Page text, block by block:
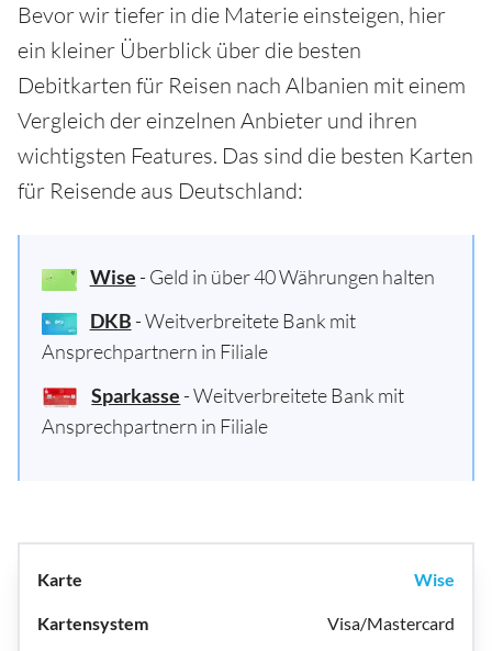
Bevor wir tiefer in die Materie einsteigen, hier
ein kleiner Überblick über die besten
Debitkarten für Reisen nach Albanien mit einem
Vergleich der einzelnen Anbieter und ihren
wichtigsten Features. Das sind die besten Karten
für Reisende aus Deutschland:
Wise - Geld in über 40 Währungen halten
DKB - Weitverbreitete Bank mit
Ansprechpartnern in Filiale
Sparkasse - Weitverbreitete Bank mit
Ansprechpartnern in Filiale
Wise
Visa/Mastercard